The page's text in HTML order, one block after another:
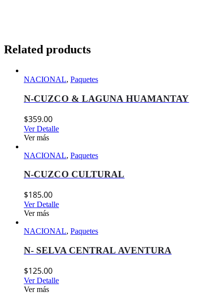
Related products
NACIONAL, Paquetes
N-CUZCO & LAGUNA HUAMANTAY
$359.00
Ver Detalle
Ver más
NACIONAL, Paquetes
N-CUZCO CULTURAL
$185.00
Ver Detalle
Ver más
NACIONAL, Paquetes
N- SELVA CENTRAL AVENTURA
$125.00
Ver Detalle
Ver más